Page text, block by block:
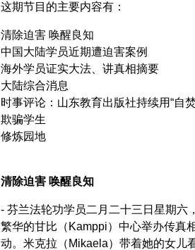
这期节目的主要内容有：
清除迫害 唤醒良知
中国大陆学员近期遭迫害案例
海外学员证实大法、讲真相摘要
大陆综合消息
时事评论：山东教育出版社持续用“自
欺骗学生
修炼园地
清除迫害 唤醒良知
- 芬兰法轮功学员二月二十三日星期六
繁华的甘比（Kamppi）中心举办传真
动。米克拉（Mikaela）带着她的女儿